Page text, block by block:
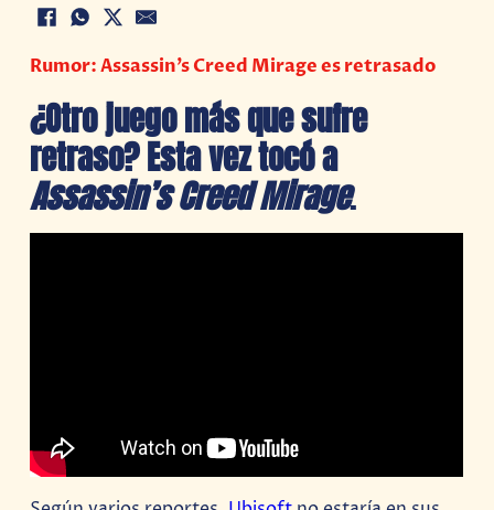
Rumor: Assassin’s Creed Mirage es retrasado
¿Otro juego más que sufre
retraso? Esta vez tocó a
Assassin’s Creed Mirage.